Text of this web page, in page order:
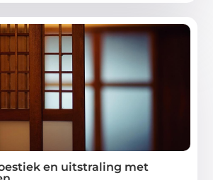
en uitstraling met